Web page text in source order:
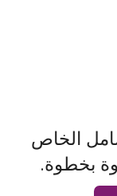
الخاص
بخطوة.